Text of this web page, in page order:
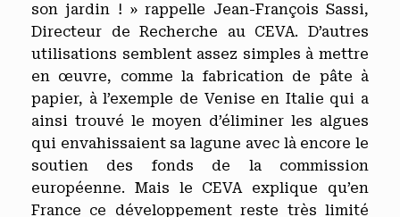
son jardin ! » rappelle Jean-François Sassi,
Directeur de Recherche au CEVA. D’autres
utilisations semblent assez simples à mettre
en œuvre, comme la fabrication de pâte à
papier, à l’exemple de Venise en Italie qui a
ainsi trouvé le moyen d’éliminer les algues
qui envahissaient sa lagune avec là encore le
soutien des fonds de la commission
européenne. Mais le CEVA explique qu’en
France ce développement reste très limité